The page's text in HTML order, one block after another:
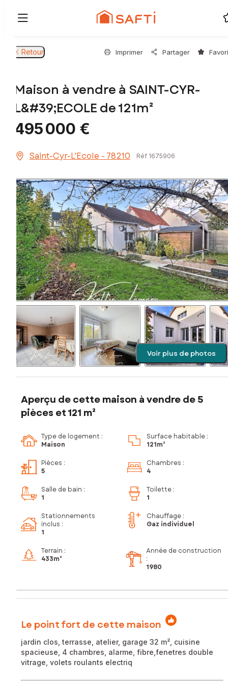
Retour Imprimer Partager
Maison à vendre à SAINT-CYR-
L&#39;ECOLE de 121m²
495 000 €
Saint-Cyr-L'Ecole - 78210 Réf 1675906
Voir plus de photos
Aperçu de cette maison à vendre de 5
pièces et 121 m²
Type de logement :
Maison
Surface habitable :
121m²
Pièces :
5
Chambres :
4
Salle de bain :
1
Toilette :
1
Stationnements
inclus :
1
Chauffage :
Gaz individuel
Terrain :
433m²
Année de construction
:
1980
Le point fort de cette maison
jardin clos, terrasse, atelier, garage 32 m², cuisine
spacieuse, 4 chambres, alarme, fibre,fenetres double
vitrage, volets roulants electriq